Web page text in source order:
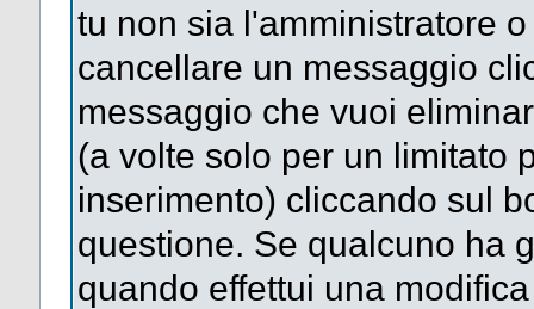
tu non sia l'amministratore
cancellare un messaggio
messaggio che vuoi
(a volte solo per un limitato
inserimento) cliccando sul
questione. Se qualcuno ha
quando effettui una